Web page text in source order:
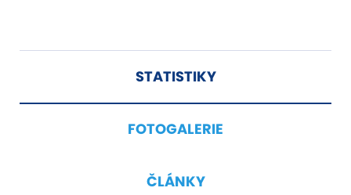
STATISTIKY
FOTOGALERIE
ČLÁNKY